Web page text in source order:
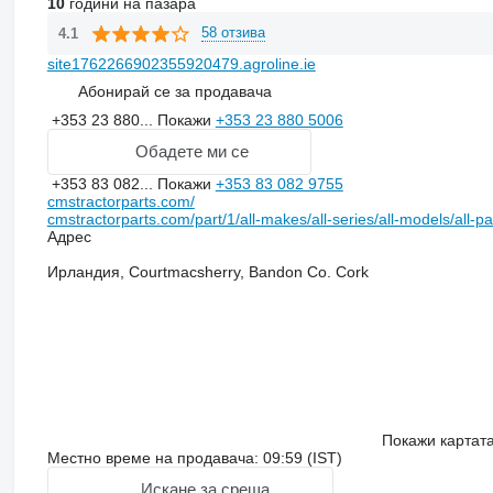
4.1 58 отзива
site1762266902355920479.agroline.ie
Абонирай се за продавача
+353 23 880... Покажи +353 23 880 5006
Обадете ми се
+353 83 082... Покажи +353 83 082 9755
cmstractorparts.com/
cmstractorparts.com/part/1/all-makes/all-series/all-models/all-
Адрес
Ирландия, Courtmacsherry, Bandon Co. Cork
Покажи картата
Местно време на продавача: 09:59 (IST)